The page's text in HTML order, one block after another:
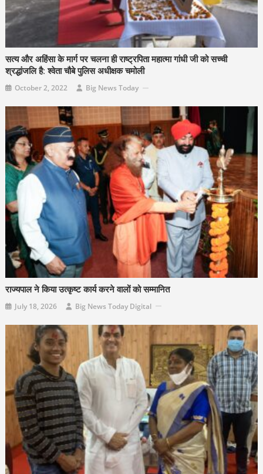
सत्य और अहिंसा के मार्ग पर चलना ही राष्ट्रपिता महात्मा गांधी जी को सच्ची
श्रद्धांजलि है: श्वेता चौबे पुलिस अधीक्षक चमोली
October 2, 2022 Big News Today
राज्यपाल ने किया उत्कृष्ट कार्य करने वालों को सम्मानित
July 18, 2026 Big News Today Digital